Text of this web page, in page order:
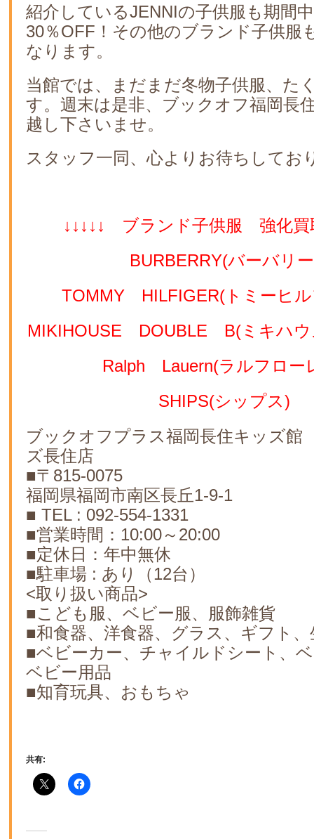
紹介しているJENNIの子供服も期間
30％OFF！その他のブランド子供服
なります。
当館では、まだまだ冬物子供服、た
す。週末は是非、ブックオフ福岡長
越し下さいませ。
スタッフ一同、心よりお待ちしてお
↓↓↓↓↓ ブランド子供服 強化
BURBERRY(バーバリ
TOMMY HILFIGER(トミーヒ
MIKIHOUSE DOUBLE B(ミキハウ
Ralph Lauern(ラルフロー
SHIPS(シップス)
ブックオフプラス福岡長住キッズ
ズ長住店
■〒815-0075
福岡県福岡市南区長丘1-9-1
■ TEL : 092-554-1331
■営業時間：10:00～20:00
■定休日：年中無休
■駐車場 : あり（12台）
<取り扱い商品>
■こども服、ベビー服、服飾雑貨
■和食器、洋食器、グラス、ギフト、
■ベビーカー、チャイルドシート、
ベビー用品
■知育玩具、おもちゃ
共有: